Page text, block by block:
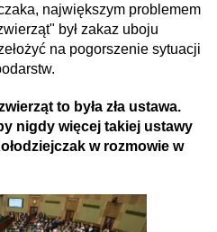
największym problemem
był zakaz uboju
na pogorszenie sytuacji
to była zła ustawa.
nigdy więcej takiej ustawy
w rozmowie w